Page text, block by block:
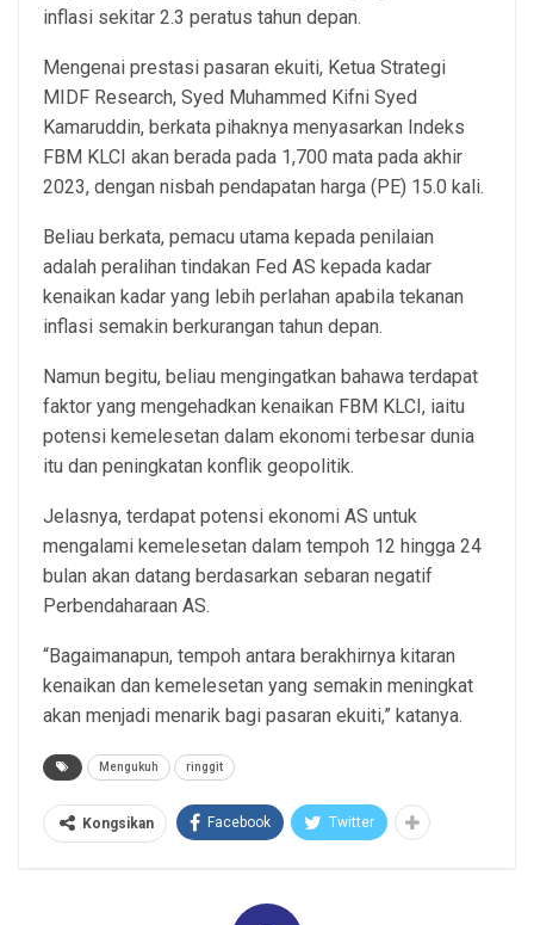
inflasi sekitar 2.3 peratus tahun depan.
Mengenai prestasi pasaran ekuiti, Ketua Strategi
MIDF Research, Syed Muhammed Kifni Syed
Kamaruddin, berkata pihaknya menyasarkan Indeks
FBM KLCI akan berada pada 1,700 mata pada akhir
2023, dengan nisbah pendapatan harga (PE) 15.0 kali.
Beliau berkata, pemacu utama kepada penilaian
adalah peralihan tindakan Fed AS kepada kadar
kenaikan kadar yang lebih perlahan apabila tekanan
inflasi semakin berkurangan tahun depan.
Namun begitu, beliau mengingatkan bahawa terdapat
faktor yang mengehadkan kenaikan FBM KLCI, iaitu
potensi kemelesetan dalam ekonomi terbesar dunia
itu dan peningkatan konflik geopolitik.
Jelasnya, terdapat potensi ekonomi AS untuk
mengalami kemelesetan dalam tempoh 12 hingga 24
bulan akan datang berdasarkan sebaran negatif
Perbendaharaan AS.
“Bagaimanapun, tempoh antara berakhirnya kitaran
kenaikan dan kemelesetan yang semakin meningkat
akan menjadi menarik bagi pasaran ekuiti,” katanya.
Mengukuh ringgit
Kongsikan Facebook Twitter